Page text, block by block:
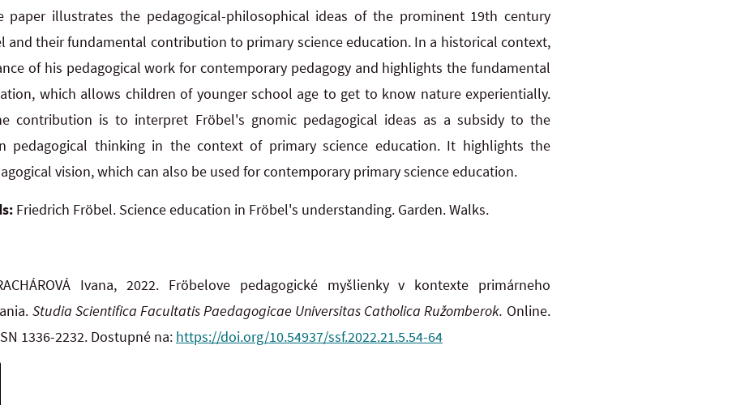
paper illustrates the pedagogical-philosophical ideas of the prominent 19th century
and their fundamental contribution to primary science education. In a historical context,
of his pedagogical work for contemporary pedagogy and highlights the fundamental
which allows children of younger school age to get to know nature experientially.
contribution is to interpret Fröbel's gnomic pedagogical ideas as a subsidy to the
pedagogical thinking in the context of primary science education. It highlights the
vision, which can also be used for contemporary primary science education.
Friedrich Fröbel. Science education in Fröbel's understanding. Garden. Walks.
Ivana, 2022. Fröbelove pedagogické myšlienky v kontexte primárneho
Studia Scientifica Facultatis Paedagogicae Universitas Catholica Ružomberok. Online.
1336-2232. Dostupné na: https://doi.org/10.54937/ssf.2022.21.5.54-64